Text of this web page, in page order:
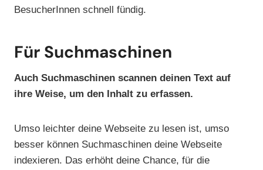
BesucherInnen schnell fündig.
Für Suchmaschinen
Auch Suchmaschinen scannen deinen Text auf
ihre Weise, um den Inhalt zu erfassen.
Umso leichter deine Webseite zu lesen ist, umso
besser können Suchmaschinen deine Webseite
indexieren. Das erhöht deine Chance, für die